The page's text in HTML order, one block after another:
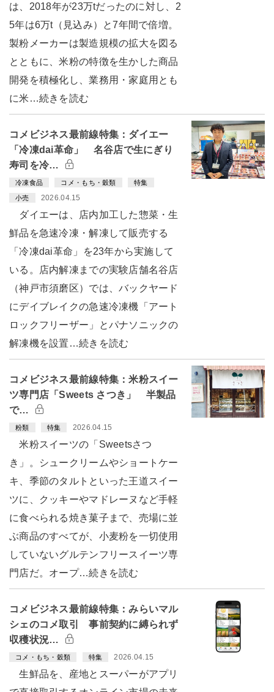
は、2018年が23万tだったのに対し、2
5年は6万t（見込み）と7年間で倍増。
製粉メーカーは製造規模の拡大を図る
とともに、米粉の特徴を生かした商品
開発を積極化し、業務用・家庭用とも
に米…続きを読む
コメビジネス最前線特集：ダイエー
「冷凍dai革命」 名谷店で生にぎり
寿司を冷…
冷凍食品 コメ・もち・穀類 特集
小売 2026.04.15
ダイエーは、店内加工した惣菜・生
鮮品を急速冷凍・解凍して販売する
「冷凍dai革命」を23年から実施して
いる。店内解凍までの実験店舗名谷店
（神戸市須磨区）では、バックヤード
にデイブレイクの急速冷凍機「アート
ロックフリーザー」とパナソニックの
解凍機を設置…続きを読む
コメビジネス最前線特集：米粉スイー
ツ専門店「Sweets さつき」 半製品
で…
粉類 特集 2026.04.15
米粉スイーツの「Sweetsさつ
き」。シュークリームやショートケー
キ、季節のタルトといった王道スイー
ツに、クッキーやマドレーヌなど手軽
に食べられる焼き菓子まで、売場に並
ぶ商品のすべてが、小麦粉を一切使用
していないグルテンフリースイーツ専
門店だ。オープ…続きを読む
コメビジネス最前線特集：みらいマル
シェのコメ取引 事前契約に縛られず
収穫状況…
コメ・もち・穀類 特集 2026.04.15
生鮮品を、産地とスーパーがアプリ